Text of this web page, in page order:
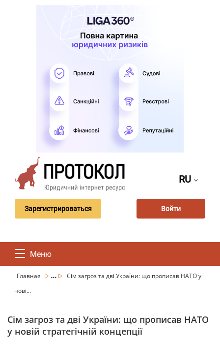
RU
Зарегистрироваться Войти
Меню
Главная ...
Сім загроз та дві України: що прописав НАТО у
нові...
Сім загроз та дві України: що прописав НАТО
у новій стратегічній концепції